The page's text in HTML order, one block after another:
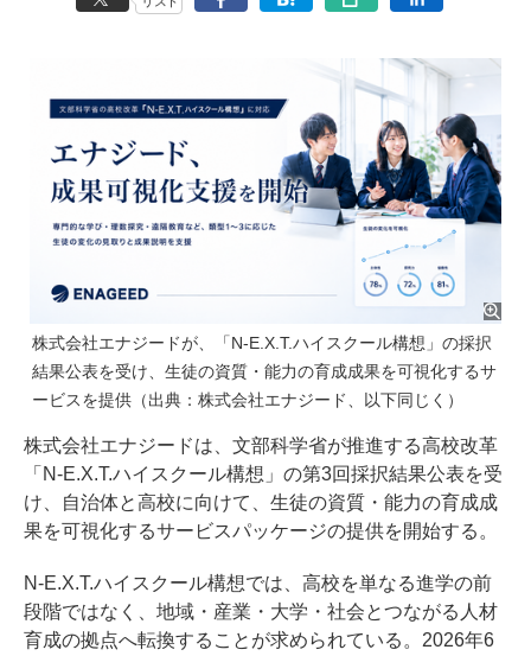
株式会社エナジードが、「N-E.X.T.ハイスクール構想」の採択
結果公表を受け、生徒の資質・能力の育成成果を可視化するサ
ービスを提供（出典：株式会社エナジード、以下同じく）
株式会社エナジードは、文部科学省が推進する高校改革
「N-E.X.T.ハイスクール構想」の第3回採択結果公表を受
け、自治体と高校に向けて、生徒の資質・能力の育成成
果を可視化するサービスパッケージの提供を開始する。
N-E.X.T.ハイスクール構想では、高校を単なる進学の前
段階ではなく、地域・産業・大学・社会とつながる人材
育成の拠点へ転換することが求められている。2026年6